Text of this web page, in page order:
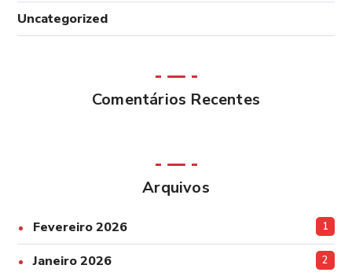
Uncategorized
Comentários Recentes
Arquivos
Fevereiro 2026 1
Janeiro 2026 2